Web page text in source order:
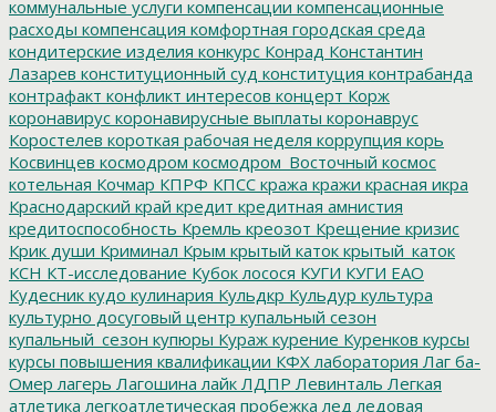
коммунальные услуги компенсации компенсационные
расходы компенсация комфортная городская среда
кондитерские изделия конкурс Конрад Константин
Лазарев конституционный суд конституция контрабанда
контрафакт конфликт интересов концерт Корж
коронавирус коронавирусные выплаты коронаврус
Коростелев короткая рабочая неделя коррупция корь
Косвинцев космодром космодром_Восточный космос
котельная Кочмар КПРФ КПСС кража кражи красная икра
Краснодарский край кредит кредитная амнистия
кредитоспособность Кремль креозот Крещение кризис
Крик души Криминал Крым крытый каток крытый_каток
КСН КТ-исследование Кубок лосося КУГИ КУГИ ЕАО
Кудесник кудо кулинария Кульдкр Кульдур культура
культурно досуговый центр купальный сезон
купальный_сезон купюры Кураж курение Куренков курсы
курсы повышения квалификации КФХ лаборатория Лаг ба-
Омер лагерь Лагошина лайк ЛДПР Левинталь Легкая
атлетика легкоатлетическая пробежка лед ледовая